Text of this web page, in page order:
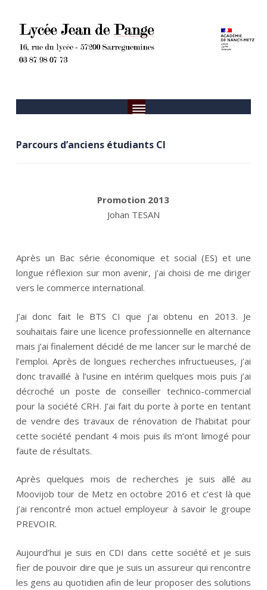
Parcours d’anciens étudiants CI
Promotion 2013
Johan TESAN
Après un Bac série économique et social (ES) et une
longue réflexion sur mon avenir, j’ai choisi de me diriger
vers le commerce international.
J’ai donc fait le BTS CI que j’ai obtenu en 2013. Je
souhaitais faire une licence professionnelle en alternance
mais j’ai finalement décidé de me lancer sur le marché de
l’emploi. Après de longues recherches infructueuses, j’ai
donc travaillé à l’usine en intérim quelques mois puis j’ai
décroché un poste de conseiller technico-commercial
pour la société CRH. J’ai fait du porte à porte en tentant
de vendre des travaux de rénovation de l’habitat pour
cette société pendant 4 mois puis ils m’ont limogé pour
faute de résultats.
Après quelques mois de recherches je suis allé au
Moovijob tour de Metz en octobre 2016 et c’est là que
j’ai rencontré mon actuel employeur à savoir le groupe
PREVOIR.
Aujourd’hui je suis en CDI dans cette société et je suis
fier de pouvoir dire que je suis un assureur qui rencontre
les gens au quotidien afin de leur proposer des solutions